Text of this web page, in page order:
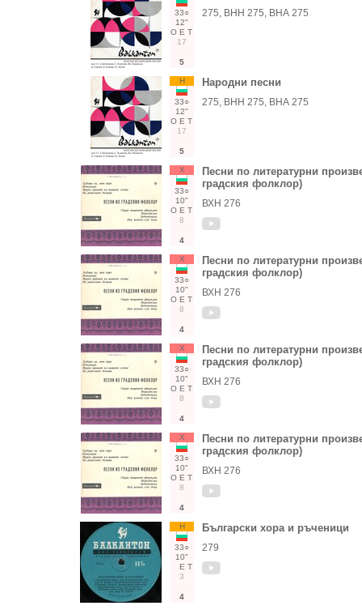
33○
12"
О Е Т
17
5
275, ВНН 275, ВНА 275
Н
33○
12"
О Е Т
17
5
Народни песни
275, ВНН 275, ВНА 275
Х
33○
10"
О Е Т
8
4
Песни по литературни
градския фолклор)
ВХН 276
Х
33○
10"
О Е Т
8
4
Песни по литературни
градския фолклор)
ВХН 276
Х
33○
10"
О Е Т
8
4
Песни по литературни
градския фолклор)
ВХН 276
Х
33○
10"
О Е Т
8
4
Песни по литературни
градския фолклор)
ВХН 276
Н
33○
10"
Е Т
3
4
Български хора и ръченици
279